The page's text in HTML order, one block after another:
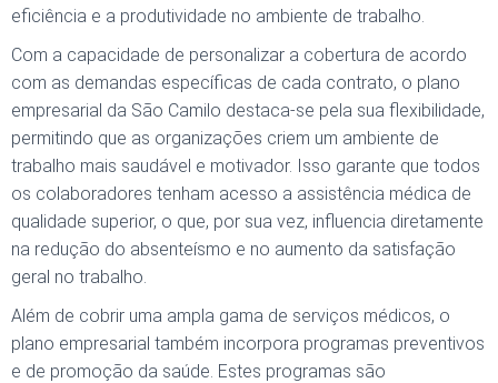
eficiência e a produtividade no ambiente de trabalho.
Com a capacidade de personalizar a cobertura de acordo
com as demandas específicas de cada contrato, o plano
empresarial da São Camilo destaca-se pela sua flexibilidade,
permitindo que as organizações criem um ambiente de
trabalho mais saudável e motivador. Isso garante que todos
os colaboradores tenham acesso a assistência médica de
qualidade superior, o que, por sua vez, influencia diretamente
na redução do absenteísmo e no aumento da satisfação
geral no trabalho.
Além de cobrir uma ampla gama de serviços médicos, o
plano empresarial também incorpora programas preventivos
e de promoção da saúde. Estes programas são